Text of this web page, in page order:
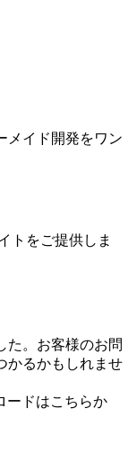
メイド開発をワン
トをご提供しま
た。お客様のお問
かるかもしれませ
ードはこちらか